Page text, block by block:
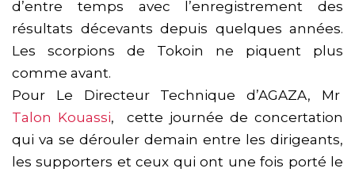
d’entre temps avec l’enregistrement des
résultats décevants depuis quelques années.
Les scorpions de Tokoin ne piquent plus
comme avant.
Pour Le Directeur Technique d’AGAZA, Mr
Talon Kouassi, cette journée de concertation
qui va se dérouler demain entre les dirigeants,
les supporters et ceux qui ont une fois porté le